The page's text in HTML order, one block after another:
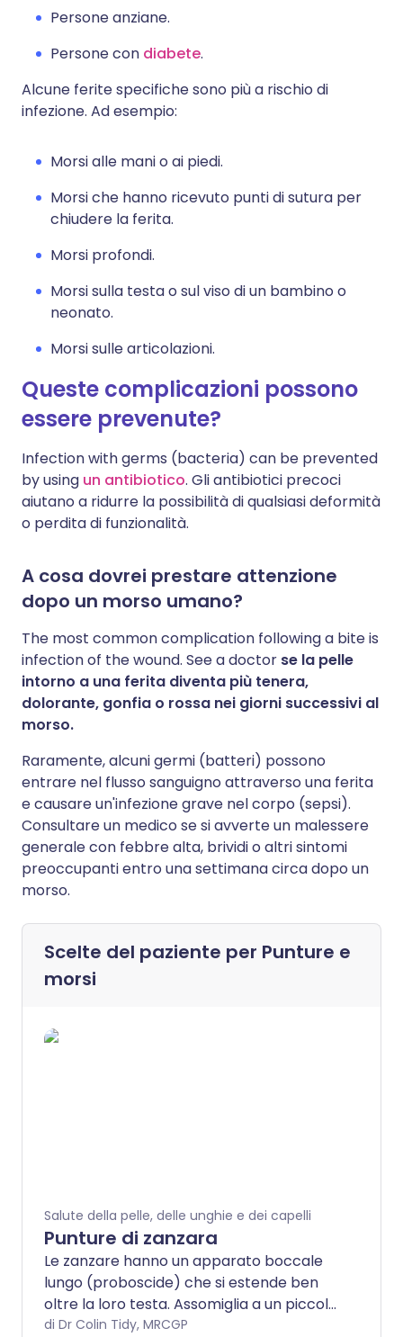
Persone anziane.
Persone con diabete.
Alcune ferite specifiche sono più a rischio di
infezione. Ad esempio:
Morsi alle mani o ai piedi.
Morsi che hanno ricevuto punti di sutura per
chiudere la ferita.
Morsi profondi.
Morsi sulla testa o sul viso di un bambino o
neonato.
Morsi sulle articolazioni.
Queste complicazioni possono
essere prevenute?
Infection with germs (bacteria) can be prevented
by using un antibiotico. Gli antibiotici precoci
aiutano a ridurre la possibilità di qualsiasi deformità
o perdita di funzionalità.
A cosa dovrei prestare attenzione
dopo un morso umano?
The most common complication following a bite is
infection of the wound. See a doctor se la pelle
intorno a una ferita diventa più tenera,
dolorante, gonfia o rossa nei giorni successivi al
morso.
Raramente, alcuni germi (batteri) possono
entrare nel flusso sanguigno attraverso una ferita
e causare un'infezione grave nel corpo (sepsi).
Consultare un medico se si avverte un malessere
generale con febbre alta, brividi o altri sintomi
preoccupanti entro una settimana circa dopo un
morso.
Scelte del paziente per Punture e
morsi
Salute della pelle, delle unghie e dei capelli
Punture di zanzara
Le zanzare hanno un apparato boccale
lungo (proboscide) che si estende ben
oltre la loro testa. Assomiglia a un piccolo
ago. Quando una zanzara ti morde, può
di Dr Colin Tidy, MRCGP